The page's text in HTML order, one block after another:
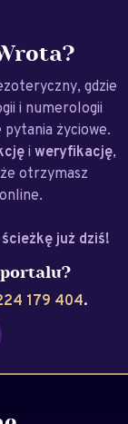
gdzie
i numerologii
pytania życiowe.
i weryfikację,
otrzymasz
już dziś!
179 404.